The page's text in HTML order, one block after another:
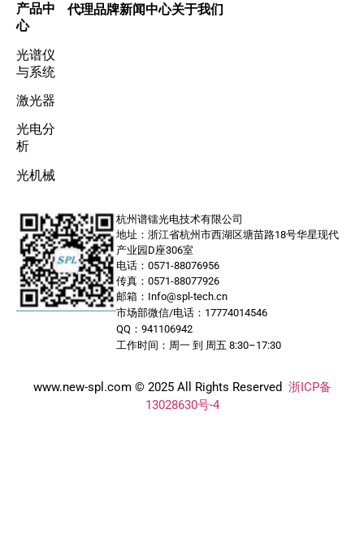
产品中
心
光谱仪
与系统
激光器
光电分
析
光机械
代理品牌新闻中心关于我们
杭州谱镭光电技术有限公司
地址：浙江省杭州市西湖区塘苗路18号华星现代
产业园D座306室
电话：0571-88076956
传真：0571-88077926
邮箱：Info@spl-tech.cn
市场部微信/电话：17774014546
QQ：941106942
工作时间：周一 到 周五 8:30–17:30
www.new-spl.com © 2025 All Rights Reserved 浙ICP备
13028630号-4